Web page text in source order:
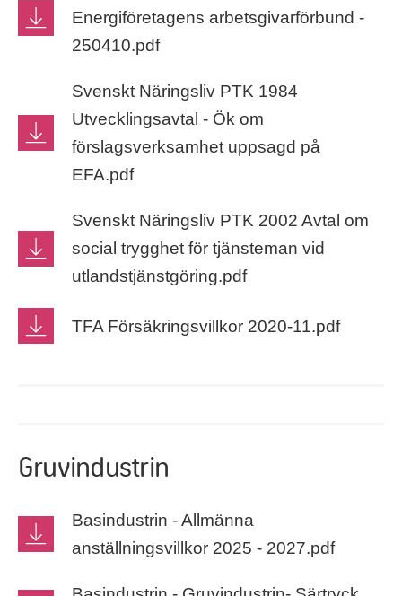
Energiföretagens arbetsgivarförbund -
250410.pdf
Svenskt Näringsliv PTK 1984
Utvecklingsavtal - Ök om
förslagsverksamhet uppsagd på
EFA.pdf
Svenskt Näringsliv PTK 2002 Avtal om
social trygghet för tjänsteman vid
utlandstjänstgöring.pdf
TFA Försäkringsvillkor 2020-11.pdf
Gruvindustrin
Basindustrin - Allmänna
anställningsvillkor 2025 - 2027.pdf